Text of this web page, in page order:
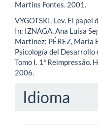
Martins Fontes. 2001.
VYGOTSKI, Lev. El papel
In: IZNAGA, Ana Luisa
Martínez; PÉREZ, María
Psicología del Desarrollo
Tomo I. 1ª Reimpressão.
2006.
Idioma